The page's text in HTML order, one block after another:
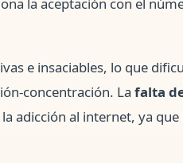
e insaciables, lo que
concentración. La falta
adicción al internet, ya